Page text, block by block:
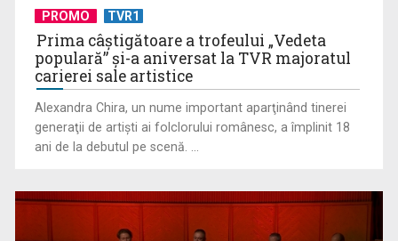
Un reper al cinematografiei mondiale, la TVR Cultural:
„Roma, oraș deschis”
PROMO TVR1
Prima câştigătoare a trofeului „Vedeta
populară” şi-a aniversat la TVR majoratul
carierei sale artistice
Alexandra Chira, un nume important aparţinând tinerei
generaţii de artişti ai folclorului românesc, a împlinit 18
ani de la debutul pe scenă. ...